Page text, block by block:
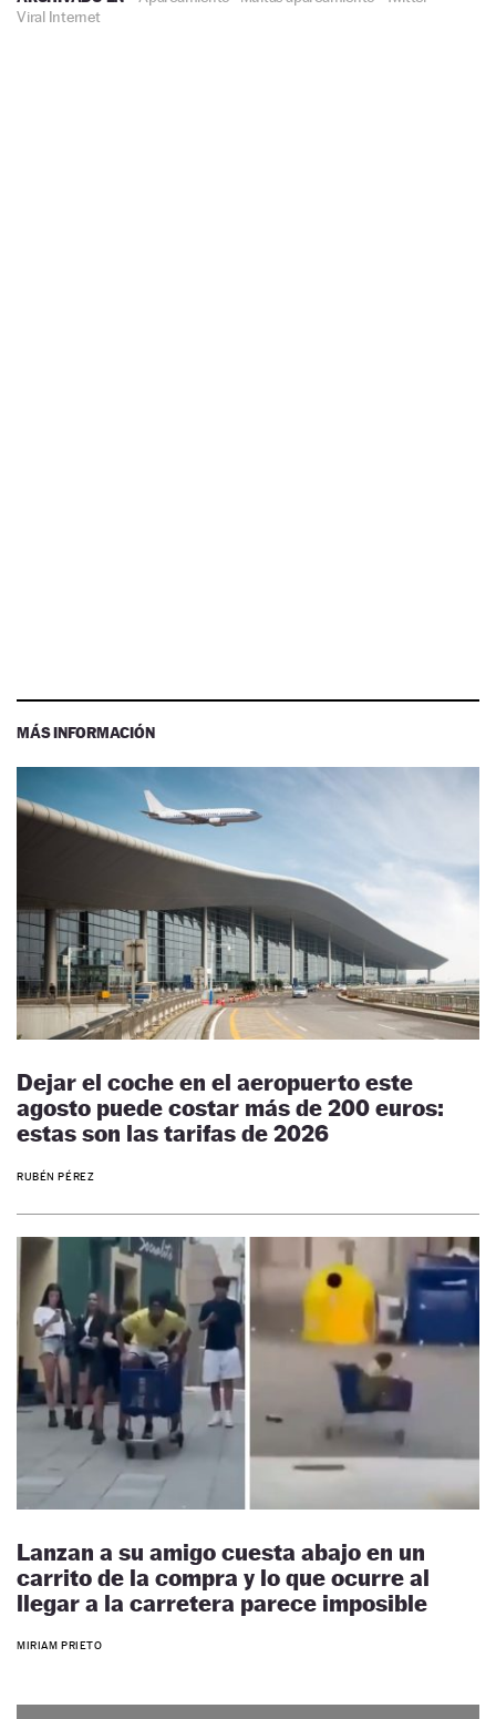
Viral Internet
MÁS INFORMACIÓN
Dejar el coche en el aeropuerto este
agosto puede costar más de 200 euros:
estas son las tarifas de 2026
RUBÉN PÉREZ
Lanzan a su amigo cuesta abajo en un
carrito de la compra y lo que ocurre al
llegar a la carretera parece imposible
MIRIAM PRIETO